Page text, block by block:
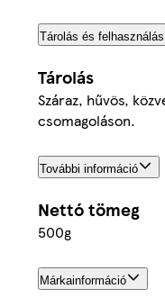
Tárolás és felhasználás
Tárolás
Száraz, hűvös,
csomagoláson.
További információ
Nettó tömeg
500g
Márkainformáció